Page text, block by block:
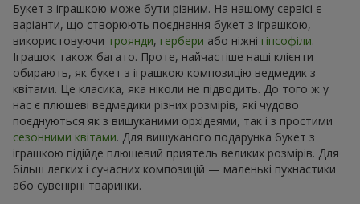
Букет з іграшкою може бути різним. На нашому сервісі є
варіанти, що створюють поєднання букет з іграшкою,
використовуючи троянди, гербери або ніжні гіпсофіли.
Іграшок також багато. Проте, найчастіше наші клієнти
обирають, як букет з іграшкою композицію ведмедик з
квітами. Це класика, яка ніколи не підводить. До того ж у
нас є плюшеві ведмедики різних розмірів, які чудово
поєднуються як з вишуканими орхідеями, так і з простими
сезонними квітами. Для вишуканого подарунка букет з
іграшкою підійде плюшевий приятель великих розмірів. Для
більш легких і сучасних композицій — маленькі пухнастики
або сувенірні тваринки.